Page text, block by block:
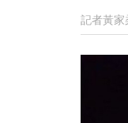
記者黃家